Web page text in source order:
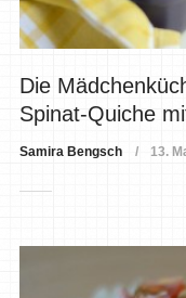
Die
Spinat-Quiche
Samira Bengsch 13.